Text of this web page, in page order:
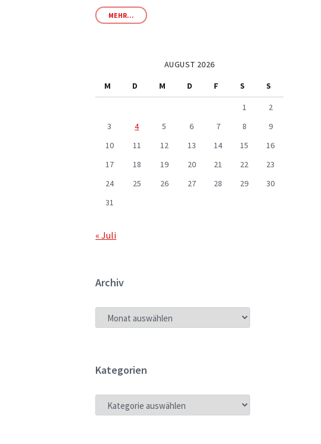
MEHR...
AUGUST 2026
M
D M D F S
S
1
2
3
4 5 6 7 8
9
10
11 12 13 14 15
16
17
18 19 20 21 22
23
24
25 26 27 28 29
30
31
« Juli
Archiv
ARCHIV
Kategorien
KATEGORIEN